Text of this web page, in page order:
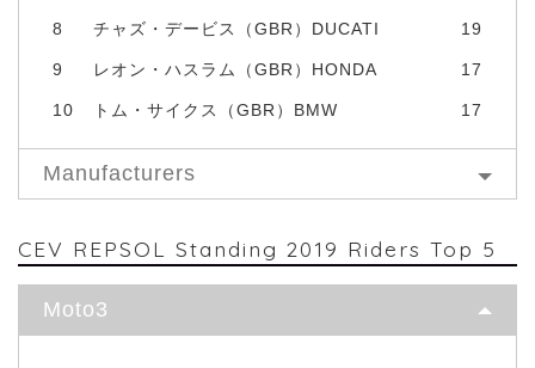
8 チャズ・デービス（GBR）DUCATI 19
9 レオン・ハスラム（GBR）HONDA 17
10 トム・サイクス（GBR）BMW 17
Manufacturers
CEV REPSOL Standing 2019 Riders Top 5
Moto3